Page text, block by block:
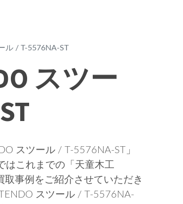
ル / T-5576NA-ST
スツー
スツール / T-5576NA-ST」
はこれまでの「天童木工
取事例をご紹介させていただき
スツール / T-5576NA-